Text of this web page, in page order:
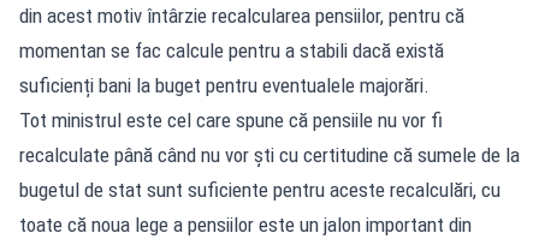
din acest motiv întârzie recalcularea pensiilor, pentru că
momentan se fac calcule pentru a stabili dacă există
suficienți bani la buget pentru eventualele majorări.
Tot ministrul este cel care spune că pensiile nu vor fi
recalculate până când nu vor ști cu certitudine că sumele de la
bugetul de stat sunt suficiente pentru aceste recalculări, cu
toate că noua lege a pensiilor este un jalon important din